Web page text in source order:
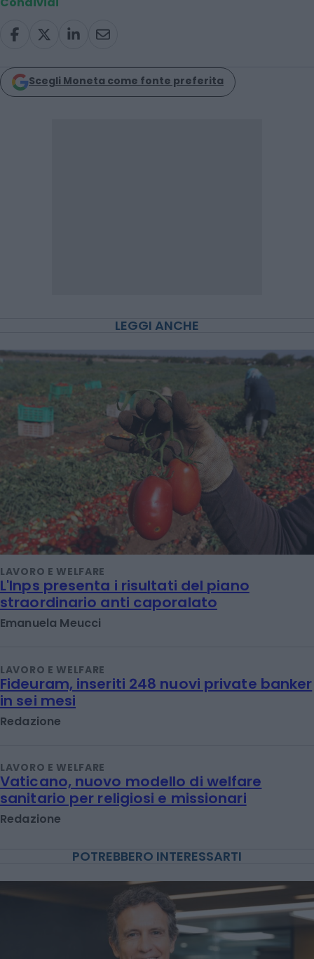
Scegli Moneta come fonte preferita
LEGGI ANCHE
LAVORO E WELFARE
L'Inps presenta i risultati del piano
straordinario anti caporalato
Emanuela Meucci
LAVORO E WELFARE
Fideuram, inseriti 248 nuovi private banker
in sei mesi
Redazione
LAVORO E WELFARE
Vaticano, nuovo modello di welfare
sanitario per religiosi e missionari
Redazione
POTREBBERO INTERESSARTI